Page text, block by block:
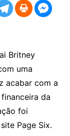
Britney
uma
acabar com a
da
foi
Page Six.